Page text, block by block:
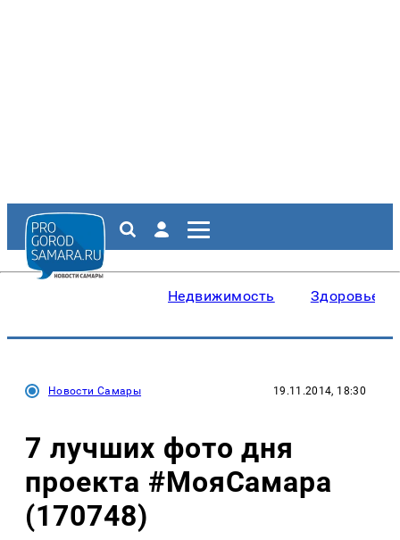
Недвижимость Здоровье
Новости Самары 19.11.2014, 18:30
7 лучших фото дня
проекта #МояСамара
(170748)